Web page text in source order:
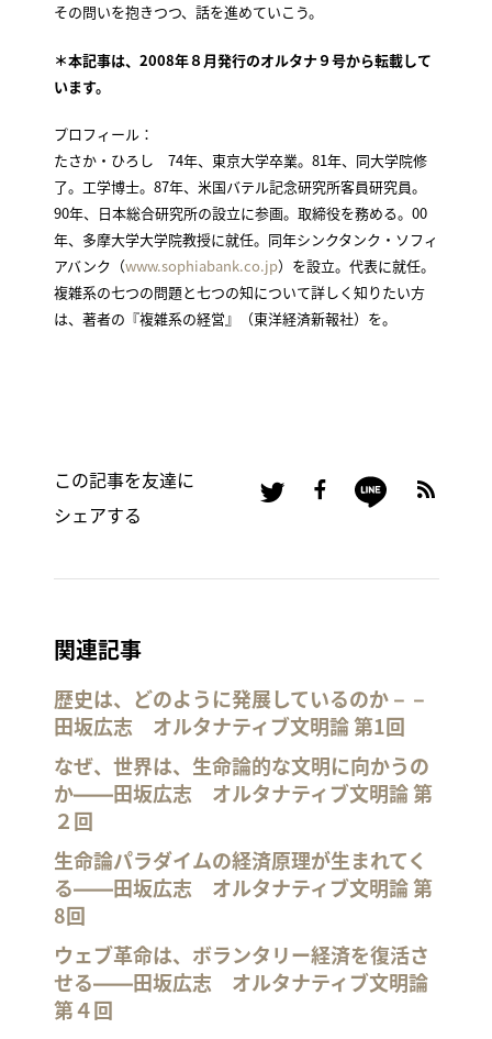
その問いを抱きつつ、話を進めていこう。
＊本記事は、2008年８月発行のオルタナ９号から転載して
います。
プロフィール：
たさか・ひろし 74年、東京大学卒業。81年、同大学院修
了。工学博士。87年、米国バテル記念研究所客員研究員。
90年、日本総合研究所の設立に参画。取締役を務める。00
年、多摩大学大学院教授に就任。同年シンクタンク・ソフィ
アバンク（www.sophiabank.co.jp）を設立。代表に就任。
複雑系の七つの問題と七つの知について詳しく知りたい方
は、著者の『複雑系の経営』（東洋経済新報社）を。
この記事を友達に
シェアする
関連記事
歴史は、どのように発展しているのか－－
田坂広志 オルタナティブ文明論 第1回
なぜ、世界は、生命論的な文明に向かうの
か――田坂広志 オルタナティブ文明論 第
２回
生命論パラダイムの経済原理が生まれてく
る――田坂広志 オルタナティブ文明論 第
8回
ウェブ革命は、ボランタリー経済を復活さ
せる――田坂広志 オルタナティブ文明論
第４回